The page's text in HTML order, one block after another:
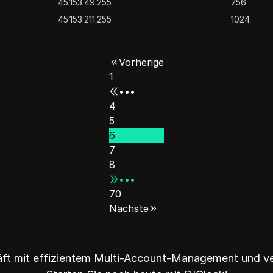
45.153.211.255
1024
45.153.229.255
256
45.154.131.255
45.154.218.255
45.155.83.255
45.156.39.255
45.157.207.255
45.158.131.255
45.158.247.255
46.8.28.255
256
Vorherige
1
•••
4
5
6
7
8
•••
70
Nächste
mit effizientem Multi-Account-Management und